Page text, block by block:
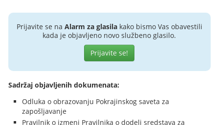
Prijavite se na Alarm za glasilakako bismo Vas obavestili
kada je objavljeno novo službeno glasilo.
Prijavite se!
Sadržaj objavljenih dokumenata:
Odluka o obrazovanju Pokrajinskog saveta za
zapošljavanje
Pravilnik o izmeni Pravilnika o dodeli sredstava za